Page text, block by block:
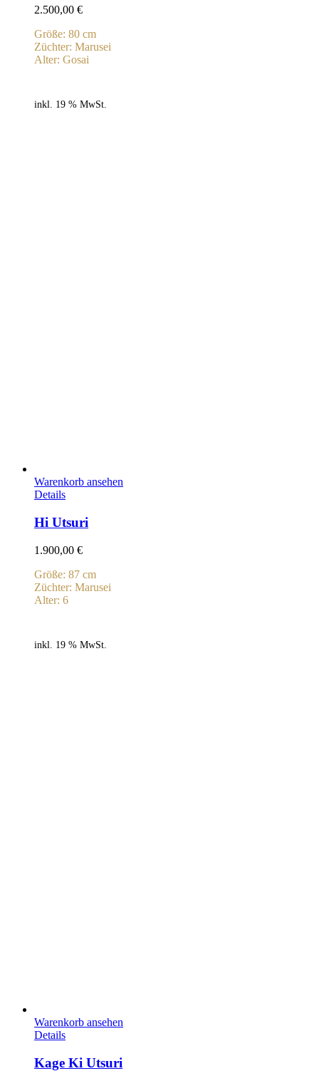
2.500,00 €
Größe: 80 cm
Züchter: Marusei
Alter: Gosai
inkl. 19 % MwSt.
Warenkorb ansehen
Details
Hi Utsuri
1.900,00 €
Größe: 87 cm
Züchter: Marusei
Alter: 6
inkl. 19 % MwSt.
Warenkorb ansehen
Details
Kage Ki Utsuri